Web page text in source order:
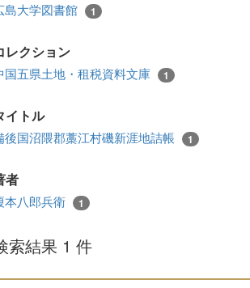
島大学図書館 1
レクション
国五県土地・租税資料文庫 1
イトル
後国沼隈郡藁江村磯新涯地詰帳 1
者
本八郎兵衛 1
索結果 1 件